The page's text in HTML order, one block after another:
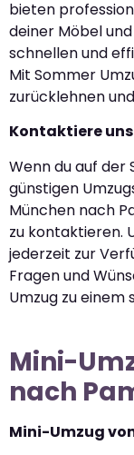
bieten
deiner Möbel
schnellen und
Mit Sommer
zurücklehnen
Kontaktiere
Wenn du auf der
günstigen
München nach
zu kontaktieren.
jederzeit zur
Fragen und
Umzug zu
Mini-
nach
Mini-Umzug